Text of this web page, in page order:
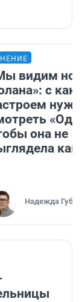
видим
с
она не
как
Надежда